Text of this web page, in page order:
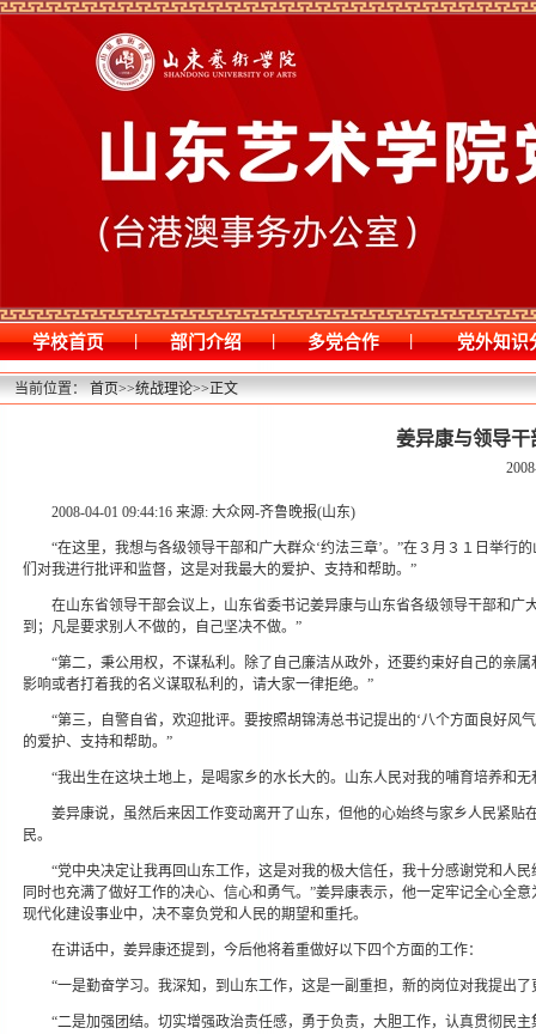
学校首页 | 部门介绍 | 多党合作 | 党外知识
当前位置：首页>>统战理论>>正文
姜异康与领导干
2008-04-01 09:44:16 来源: 大众网-齐鲁晚报(山东)
“在这里，我想与各级领导干部和广大群众‘约法三章’。”在３月３１日举
们对我进行批评和监督，这是对我最大的爱护、支持和帮助。”
在山东省领导干部会议上，山东省委书记姜异康与山东省各级领导干部和
到；凡是要求别人不做的，自己坚决不做。”
“第二，秉公用权，不谋私利。除了自己廉洁从政外，还要约束好自己的亲
影响或者打着我的名义谋取私利的，请大家一律拒绝。”
“第三，自警自省，欢迎批评。要按照胡锦涛总书记提出的‘八个方面良好风
的爱护、支持和帮助。”
“我出生在这块土地上，是喝家乡的水长大的。山东人民对我的哺育培养和
姜异康说，虽然后来因工作变动离开了山东，但他的心始终与家乡人民紧
民。
“党中央决定让我再回山东工作，这是对我的极大信任，我十分感谢党和人
同时也充满了做好工作的决心、信心和勇气。”姜异康表示，他一定牢记全心全
现代化建设事业中，决不辜负党和人民的期望和重托。
在讲话中，姜异康还提到，今后他将着重做好以下四个方面的工作：
“一是勤奋学习。我深知，到山东工作，这是一副重担，新的岗位对我提出
“二是加强团结。切实增强政治责任感，勇于负责，大胆工作，认真贯彻民